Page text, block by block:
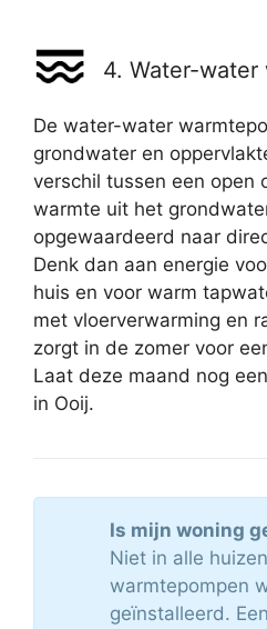
4. Water-water
De water-water
grondwater en
verschil tussen een open
warmte uit het
opgewaardeerd naar
Denk dan aan energie
huis en voor warm
met vloerverwarming en
zorgt in de zomer voor
Laat deze maand nog
in Ooij.
Is mijn woning
Niet in alle
warmtepompen
geïnstalleerd.